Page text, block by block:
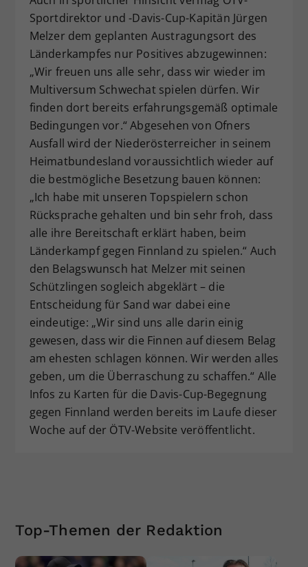
Sportdirektor und -Davis-Cup-Kapitän Jürgen
Melzer dem geplanten Austragungsort des
Länderkampfes nur Positives abzugewinnen:
„Wir freuen uns alle sehr, dass wir wieder im
Multiversum Schwechat spielen dürfen. Wir
finden dort bereits erfahrungsgemäß optimale
Bedingungen vor.“ Abgesehen von Ofners
Ausfall wird der Niederösterreicher in seinem
Heimatbundesland voraussichtlich wieder auf
die bestmögliche Besetzung bauen können:
„Ich habe mit unseren Topspielern schon
Rücksprache gehalten und bin sehr froh, dass
alle ihre Bereitschaft erklärt haben, beim
Länderkampf gegen Finnland zu spielen.“ Auch
den Belagswunsch hat Melzer mit seinen
Schützlingen sogleich abgeklärt – die
Entscheidung für Sand war dabei eine
eindeutige: „Wir sind uns alle darin einig
gewesen, dass wir die Finnen auf diesem Belag
am ehesten schlagen können. Wir werden alles
geben, um die Überraschung zu schaffen.“ Alle
Infos zu Karten für die Davis-Cup-Begegnung
gegen Finnland werden bereits im Laufe dieser
Woche auf der ÖTV-Website veröffentlicht.
Top-Themen der Redaktion